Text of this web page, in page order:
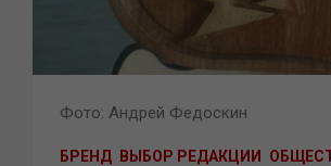
Фото: Андрей Федоскин
БРЕНД ВЫБОР РЕДАКЦИИ